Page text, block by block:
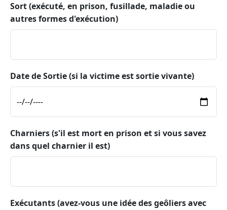
Sort (exécuté, en prison, fusillade, maladie ou
autres formes d'exécution)
Date de Sortie (si la victime est sortie vivante)
Charniers (s'il est mort en prison et si vous savez
dans quel charnier il est)
Exécutants (avez-vous une idée des geôliers avec